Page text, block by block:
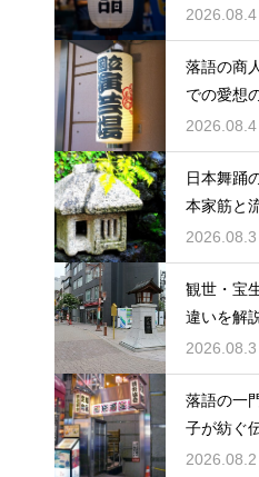
意味や豆
2026.08.4
落語の商
での愛想
など、そ
2026.08.4
日本舞踊
本家筋と
やすく解説
2026.08.3
観世・宝
違いを解
り立ちと
2026.08.3
落語の一
子が紡ぐ
解説
2026.08.2